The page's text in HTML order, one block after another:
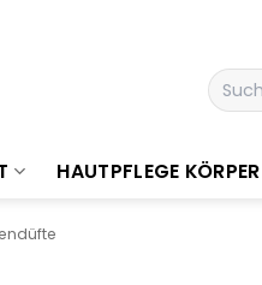
Suchen
nach:
HAUTPFLEGE KÖRPER